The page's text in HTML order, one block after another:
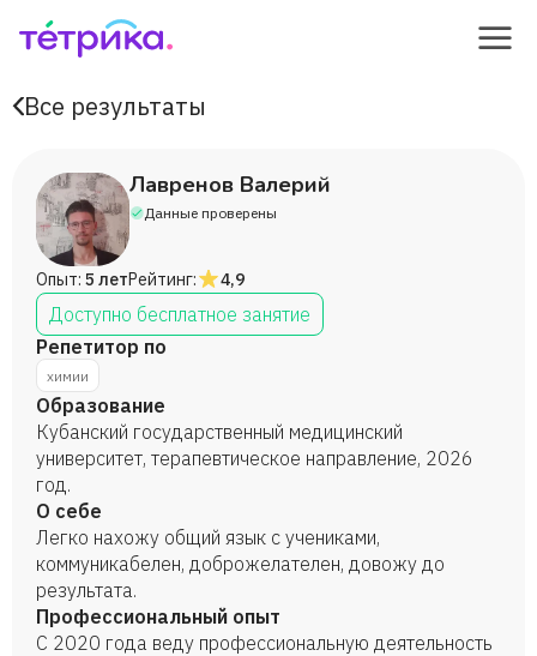
Все результаты
Лавренов Валерий
Данные проверены
Опыт: 5 летРейтинг: 4,9
Доступно бесплатное занятие
Репетитор по
химии
Образование
Кубанский государственный медицинский
университет, терапевтическое направление, 2026
год.
О себе
Легко нахожу общий язык с учениками,
коммуникабелен, доброжелателен, довожу до
результата.
Профессиональный опыт
С 2020 года веду профессиональную деятельность